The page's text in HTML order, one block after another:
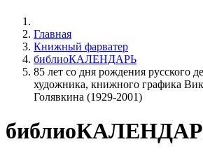
Главная
Книжный фарватер
библиоКАЛЕНДАРЬ
85 лет со дня рождения русского
художника, книжного графика
Голявкина (1929-2001)